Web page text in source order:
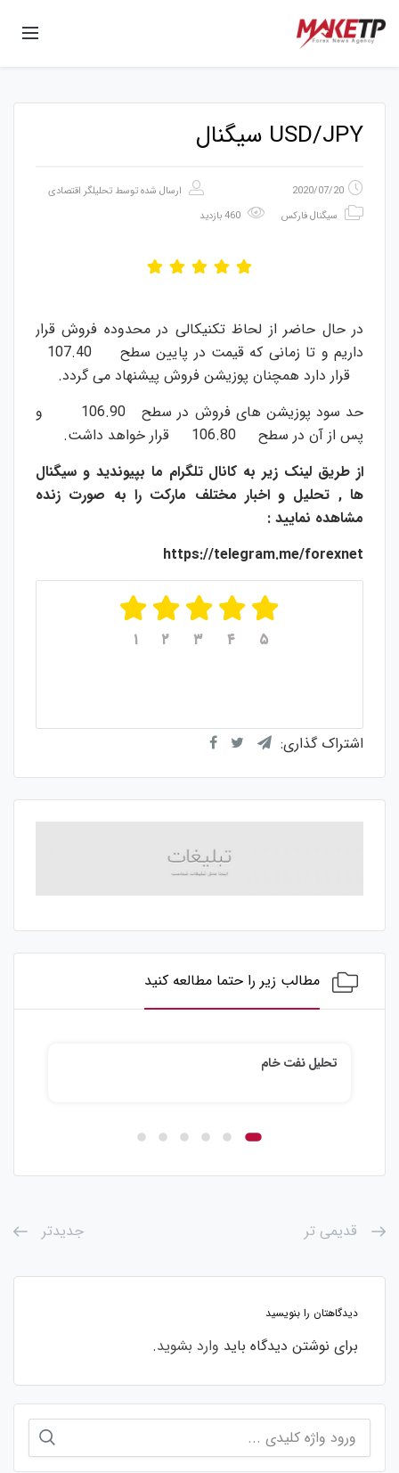
USD/JPY سیگنال
2020/07/20 ارسال شده توسط تحلیلگر اقتصادی
سیگنال فارکس
در حال حاضر از لحاظ تکنیکالی در محدوده فروش قرار
قرار دارد همچنان پوزیشن فروش پیشنهاد می گردد.
حد سود پوزیشن های فروش در سطح 106.90 و
پس از آن در سطح 106.80 قرار خواهد داشت.
از طریق لینک زیر به کانال تلگرام ما بپیوندید و سیگنال
ها , تحلیل و اخبار مختلف مارکت را به صورت زنده
مشاهده نمایید :
https://telegram.me/forexnet
۱ ۲ ۳ ۴ ۵
اشتراک گذاری:
مطالب زیر را حتما مطالعه کنید
تحلیل نفت خام
قدیمی تر جدیدتر
دیدگاهتان را بنویسید
برای نوشتن دیدگاه باید وارد بشوید.
برای: